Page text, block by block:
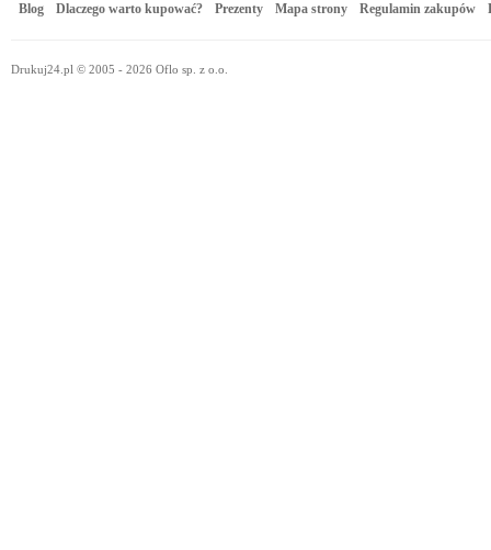
Blog Dlaczego warto kupować? Prezenty Mapa strony Regulamin zakupów
Drukuj24.pl © 2005 - 2026 Oflo sp. z o.o.